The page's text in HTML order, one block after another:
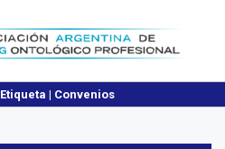
Etiqueta | Convenios